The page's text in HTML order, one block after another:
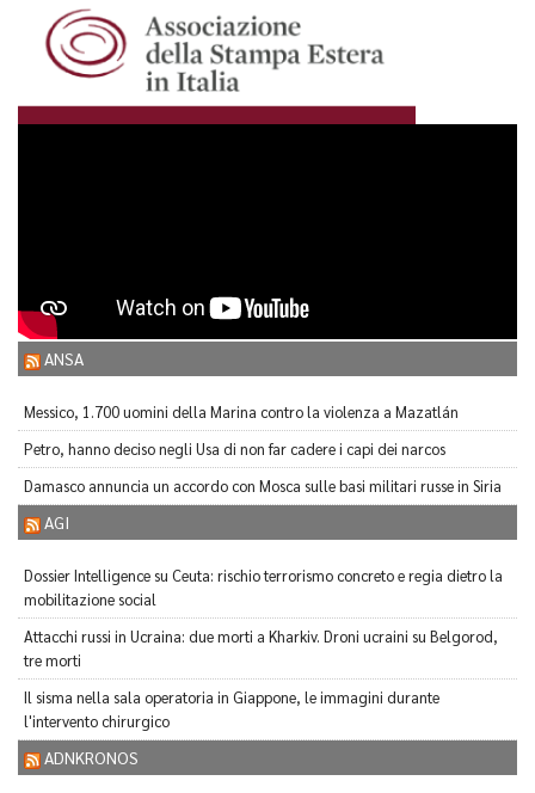
ANSA
Messico, 1.700 uomini della Marina contro la violenza a Mazatlán
Petro, hanno deciso negli Usa di non far cadere i capi dei narcos
Damasco annuncia un accordo con Mosca sulle basi militari russe in Siria
AGI
Dossier Intelligence su Ceuta: rischio terrorismo concreto e regia dietro la
mobilitazione social
Attacchi russi in Ucraina: due morti a Kharkiv. Droni ucraini su Belgorod,
tre morti
Il sisma nella sala operatoria in Giappone, le immagini durante
l'intervento chirurgico
ADNKRONOS